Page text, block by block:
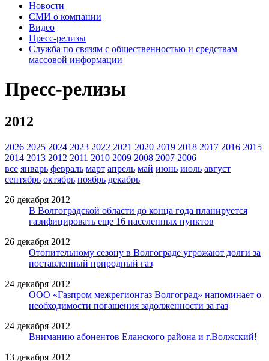
Новости
СМИ о компании
Видео
Пресс-релизы
Служба по связям с общественностью и средствам
массовой информации
Пресс-релизы
2012
2026 2025 2024 2023 2022 2021 2020 2019 2018 2017 2016 2015
2014 2013 2012 2011 2010 2009 2008 2007 2006
все январь февраль март апрель май июнь июль август
сентябрь октябрь ноябрь декабрь
26 декабря 2012
В Волгоградской области до конца года планируется
газифицировать еще 16 населенных пунктов
26 декабря 2012
Отопительному сезону в Волгограде угрожают долги за
поставленный природный газ
24 декабря 2012
ООО «Газпром межрегионгаз Волгоград» напоминает о
необходимости погашения задолженности за газ
24 декабря 2012
Вниманию абонентов Еланского района и г.Волжский!
13 декабря 2012